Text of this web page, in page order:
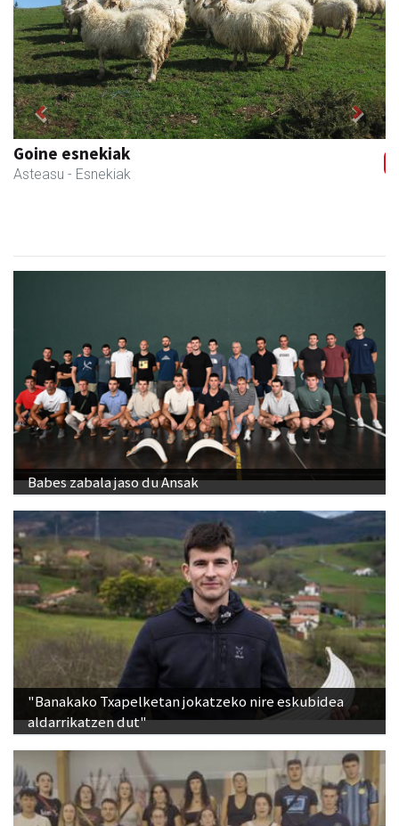
Goine esnekiak
Asteasu - Esnekiak
Previous Next
Babes zabala jaso du Ansak
"Banakako Txapelketan jokatzeko nire eskubidea
aldarrikatzen dut"